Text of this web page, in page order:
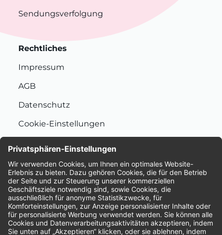
Sendungsverfolgung
Rechtliches
Impressum
AGB
Datenschutz
Cookie-Einstellungen
Bewertungen